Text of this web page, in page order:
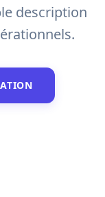
description